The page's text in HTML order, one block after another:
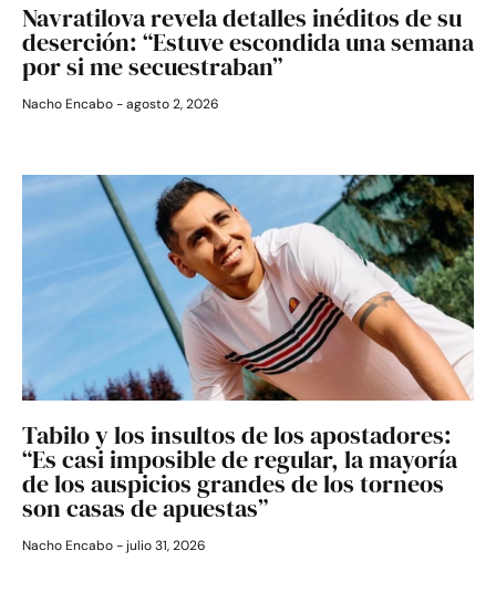
Navratilova revela detalles inéditos de su
deserción: “Estuve escondida una semana
por si me secuestraban”
Nacho Encabo agosto 2, 2026
Tabilo y los insultos de los apostadores:
“Es casi imposible de regular, la mayoría
de los auspicios grandes de los torneos
son casas de apuestas”
Nacho Encabo julio 31, 2026